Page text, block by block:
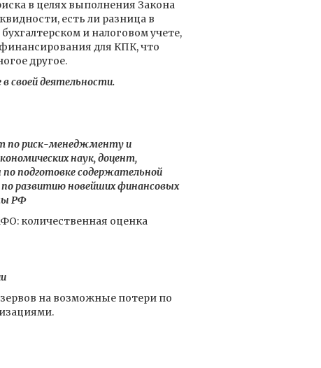
в целях выполнения Закона
есть ли разница в
и налоговом учете,
для КПК, что
другое.
своей деятельности.
по риск-менеджменту и
наук, доцент,
подготовке содержательной
развитию новейших финансовых
РФ
количественная оценка
на возможные потери по